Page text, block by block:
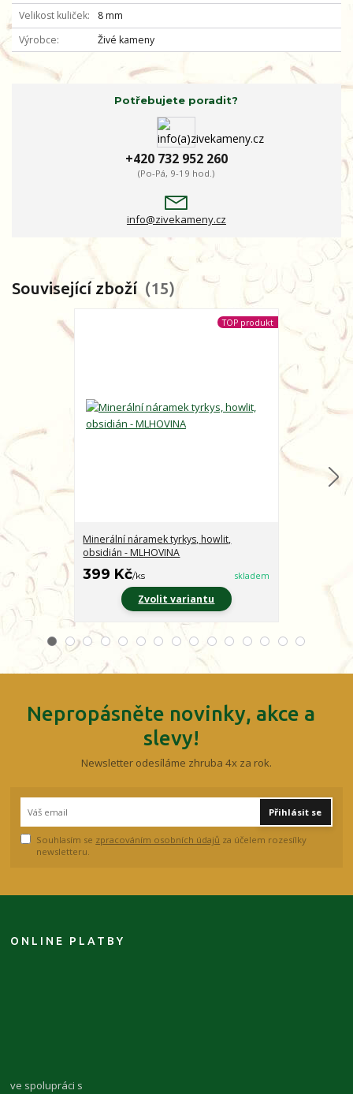
Velikost kuliček
8 mm
Výrobce
Živé kameny
Potřebujete poradit?
+420 732 952 260
(Po-Pá, 9-19 hod.)
info@zivekameny.cz
Související zboží 15
TOP produkt
Minerální náramek tyrkys, howlit,
obsidián - MLHOVINA
399 Kč/ks skladem
Zvolit variantu
Nepropásněte novinky, akce a
slevy!
Newsletter odesíláme zhruba 4x za rok.
Přihlásit se
Souhlasím se zpracováním osobních údajů za účelem rozesílky
newsletteru.
ONLINE PLATBY
ve spolupráci s